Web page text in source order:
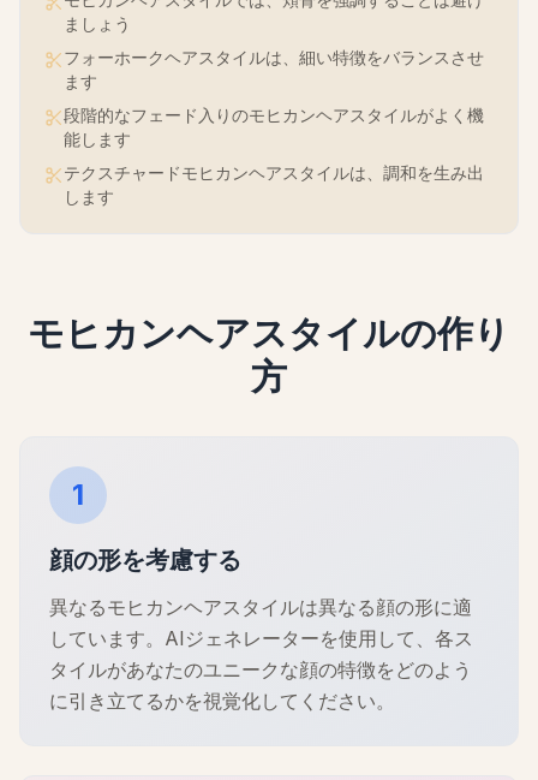
ましょう
フォーホークヘアスタイルは、細い特徴をバランスさせ
ます
段階的なフェード入りのモヒカンヘアスタイルがよく機
能します
テクスチャードモヒカンヘアスタイルは、調和を生み出
します
モヒカンヘアスタイルの作り
方
1
顔の形を考慮する
異なるモヒカンヘアスタイルは異なる顔の形に適
しています。AIジェネレーターを使用して、各ス
タイルがあなたのユニークな顔の特徴をどのよう
に引き立てるかを視覚化してください。